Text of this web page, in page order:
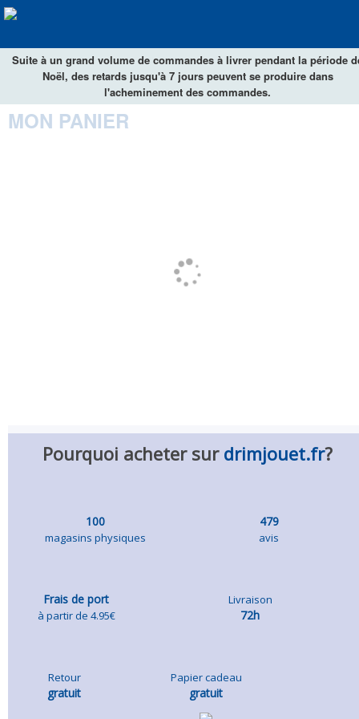
Suite à un grand volume de commandes à livrer pendant la période
Noël, des retards jusqu'à 7 jours peuvent se produire dans
l'acheminement des commandes.
MON PANIER
Pourquoi acheter sur drimjouet.fr?
100
magasins physiques
479
avis
Frais de port
à partir de 4.95€
Livraison
72h
Retour
gratuit
Papier cadeau
gratuit